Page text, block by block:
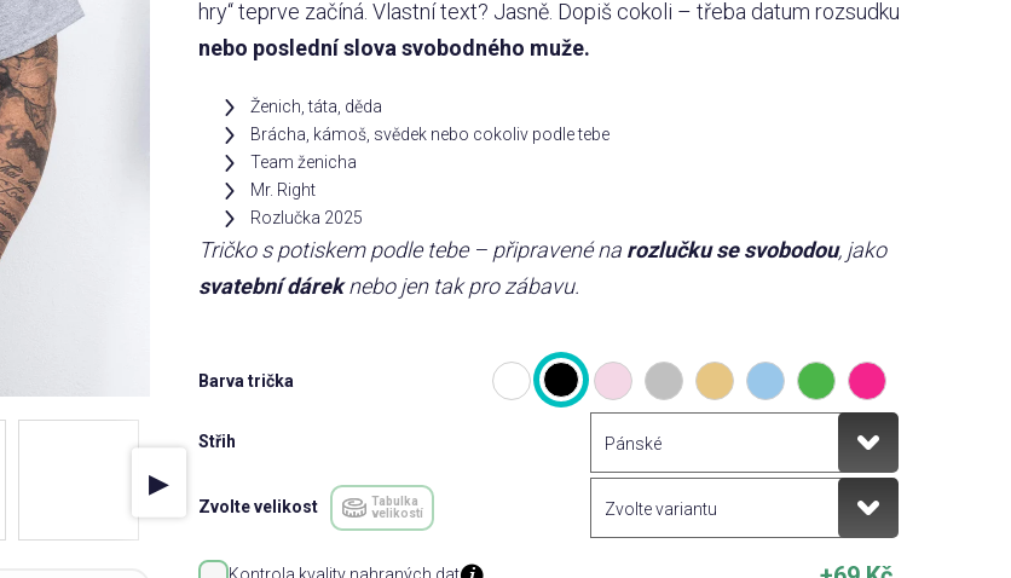
hry“ teprve začíná. Vlastní text? Jasně. Dopiš cokoli – třeba datum rozsudku
nebo poslední slova svobodného muže.
Ženich, táta, děda
Brácha, kámoš, svědek nebo cokoliv podle tebe
Team ženicha
Mr. Right
Rozlučka 2025
Tričko s potiskem podle tebe – připravené na rozlučku se svobodou, jako
svatební dáreknebo jen tak pro zábavu.
Barva trička
Střih
Zvolte velikost
Tabulka
velikostí
▶